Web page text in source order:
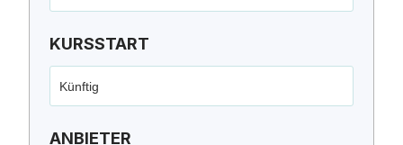
KURSSTART
Künftig
ANBIETER